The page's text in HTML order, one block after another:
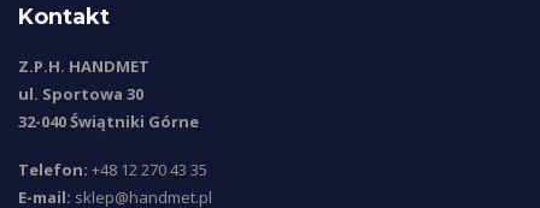
Kontakt
Z.P.H. HANDMET
ul. Sportowa 30
32-040 Świątniki Górne
Telefon: +48 12 270 43 35
E-mail: sklep@handmet.pl